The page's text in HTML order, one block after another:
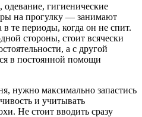
гигиенические
на прогулку — занимают
те периоды, когда он не спит.
стороны, стоит всячески
а с другой
в постоянной помощи
нужно максимально запастись
и учитывать
Не стоит вводить сразу